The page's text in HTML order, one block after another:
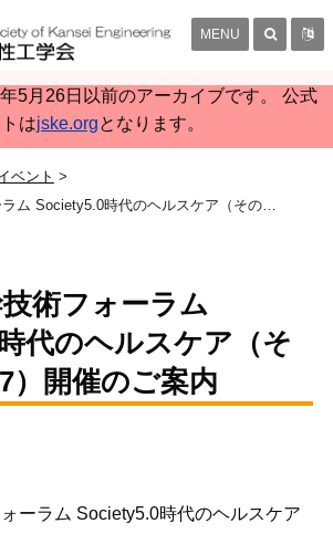
5月26日以前のアーカイブです。 公式
はjske.orgとなります。
MENU
ベント
第53回横幹技術フォーラム Society5.0時代のヘルスケア（その1）（3/27）開催のご案内
術フォーラム
代のヘルスケア（そ
）開催のご案内
ーラム Society5.0時代のヘルスケア